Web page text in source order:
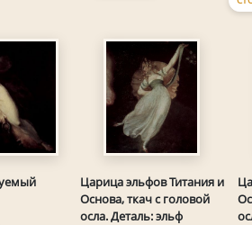
Царица эльфов Титания и
Основа, ткач с головой
осла. Деталь: эльф